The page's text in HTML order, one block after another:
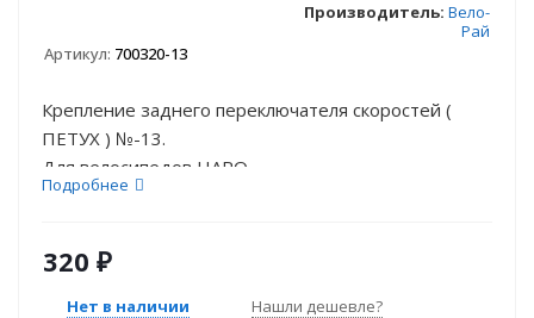
Артикул: 700320-13
Производитель: Вело-
Рай
Крепление заднего переключателя скоростей (
ПЕТУХ ) №-13.
Для велосипедов HARO
Подробнее
320 ₽
Нет в наличии Нашли дешевле?